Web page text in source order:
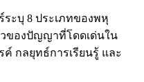
ระบุ 8 ประเภทของพหุ
ของปัญญาที่โดดเด่นใน
กลยุทธ์การเรียนรู้ และ